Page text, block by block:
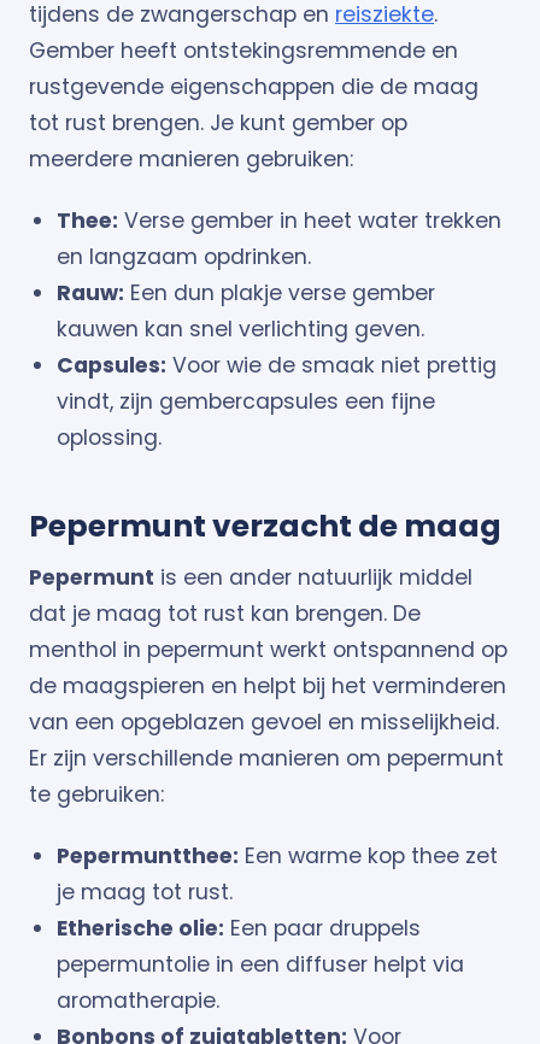
tijdens de zwangerschap en reisziekte.
Gember heeft ontstekingsremmende en
rustgevende eigenschappen die de maag
tot rust brengen. Je kunt gember op
meerdere manieren gebruiken:
Thee: Verse gember in heet water trekken
en langzaam opdrinken.
Rauw: Een dun plakje verse gember
kauwen kan snel verlichting geven.
Capsules: Voor wie de smaak niet prettig
vindt, zijn gembercapsules een fijne
oplossing.
Pepermunt verzacht de maag
Pepermunt is een ander natuurlijk middel
dat je maag tot rust kan brengen. De
menthol in pepermunt werkt ontspannend op
de maagspieren en helpt bij het verminderen
van een opgeblazen gevoel en misselijkheid.
Er zijn verschillende manieren om pepermunt
te gebruiken:
Pepermuntthee: Een warme kop thee zet
je maag tot rust.
Etherische olie: Een paar druppels
pepermuntolie in een diffuser helpt via
aromatherapie.
Bonbons of zuigtabletten: Voor